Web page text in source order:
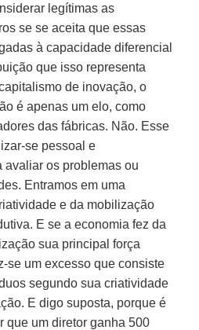
legítimas as
se se aceita que essas
à capacidade diferencial
que isso representa
de inovação, o
é apenas um elo, como
das fábricas. Não. Esse
se pessoal e
avaliar os problemas ou
Entramos em uma
e da mobilização
E se a economia fez da
sua principal força
se um excesso que consiste
segundo sua criatividade
E digo suposta, porque é
que um diretor ganha 500